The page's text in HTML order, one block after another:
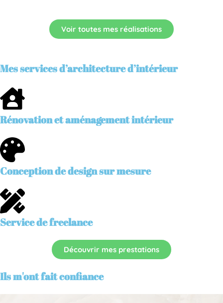
Voir toutes mes réalisations
Mes services d’architecture d’intérieur
Rénovation et aménagement intérieur
Conception de design sur mesure
Service de freelance
Découvrir mes prestations
Ils m'ont fait confiance